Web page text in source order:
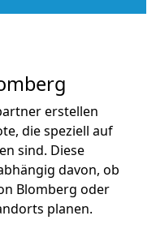
erstellen
die speziell auf
sind. Diese
davon, ob
Blomberg oder
planen.